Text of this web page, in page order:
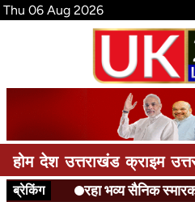
Thu 06 Aug 2026
होम देश उत्तराखंड क्राइम
ब्रेकिंग रहा भव्य सैनिक स्मारक